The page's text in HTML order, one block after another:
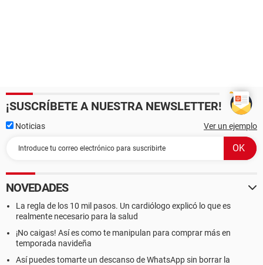
¡SUSCRÍBETE A NUESTRA NEWSLETTER!
Noticias Ver un ejemplo
NOVEDADES
La regla de los 10 mil pasos. Un cardiólogo explicó lo que es
realmente necesario para la salud
¡No caigas! Así es como te manipulan para comprar más en
temporada navideña
Así puedes tomarte un descanso de WhatsApp sin borrar la